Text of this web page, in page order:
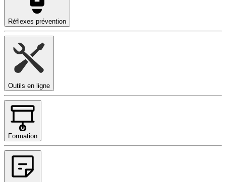
Réflexes prévention
Outils en ligne
Formation